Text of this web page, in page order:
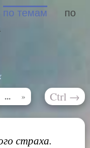
по темам
по
... » Ctrl →
страха.